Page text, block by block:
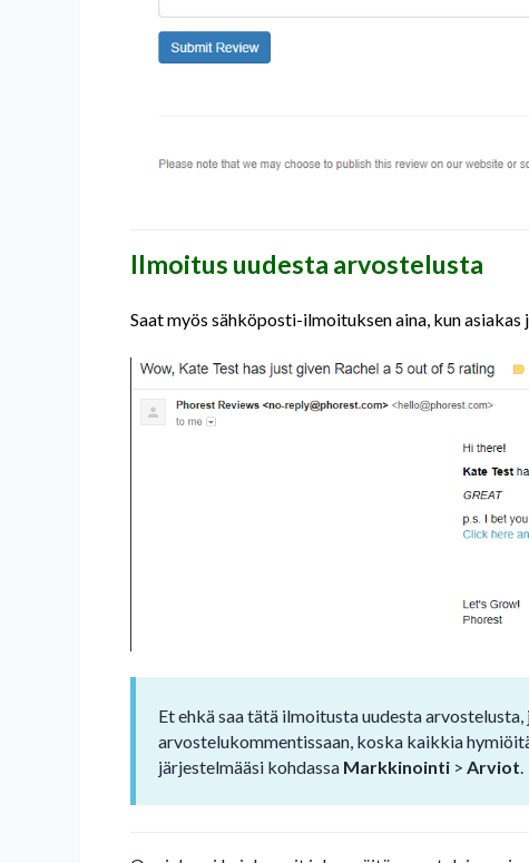
Ilmoitus uudesta arvostelusta
Saat myös sähköposti-ilmoituksen aina, kun
Et ehkä saa tätä ilmoitusta uudesta
arvostelukommentissaan, koska kaikkia
järjestelmääsi kohdassa Markkinointi > Arviot.